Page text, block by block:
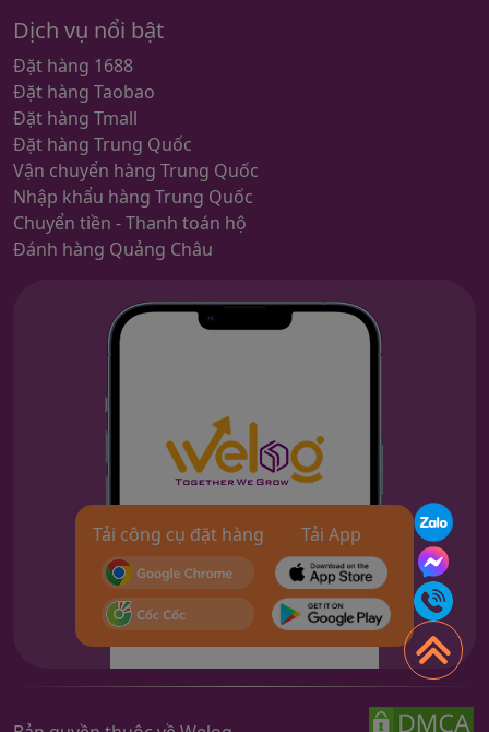
Dịch vụ nổi bật
Đặt hàng 1688
Đặt hàng Taobao
Đặt hàng Tmall
Đặt hàng Trung Quốc
Vận chuyển hàng Trung Quốc
Nhập khẩu hàng Trung Quốc
Chuyển tiền - Thanh toán hộ
Đánh hàng Quảng Châu
Tải công cụ đặt hàng Tải App